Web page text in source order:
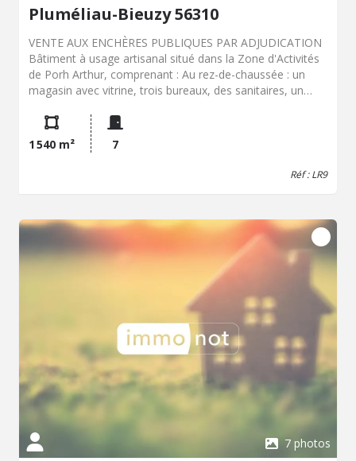
Pluméliau-Bieuzy 56310
VENTE AUX ENCHÈRES PUBLIQUES PAR ADJUDICATION
Bâtiment à usage artisanal situé dans la Zone d'Activités
de Porh Arthur, comprenant : Au rez-de-chaussée : un
magasin avec vitrine, trois bureaux, des sanitaires, un
une salle de réunion, une cuisine et un espace détente.
L'ensemble est édifié sur un terrain comprenant un
parking clientèle et un quai de chargement. Visite du bien :
Assurée par l'étude de Maître Stéphane KERRIEN, à
publiques : Le 3 septembre à 16 h 00 à l'étude de Maître
KERRIEN 157, rue Nationale, 56300 Pontivy. Mise à prix :
345 000 € (net vendeur). Le cahier des conditions de
vente est consultable à l'office notarial de Maître
Stéphane KERRIEN. Les frais de notaire ainsi que les frais
d'adjudication sont à la charge de l'acquéreur. Les
informations sur les risques auxquels ce bien est exposé
sont disponibles sur le site Géorisques :
www.georisques.gouv.fr
1 540 m² 7
Réf : LR9
7 photos